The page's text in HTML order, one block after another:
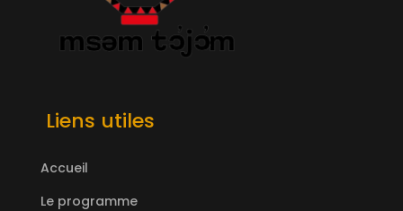
Liens utiles
Accueil
Le programme